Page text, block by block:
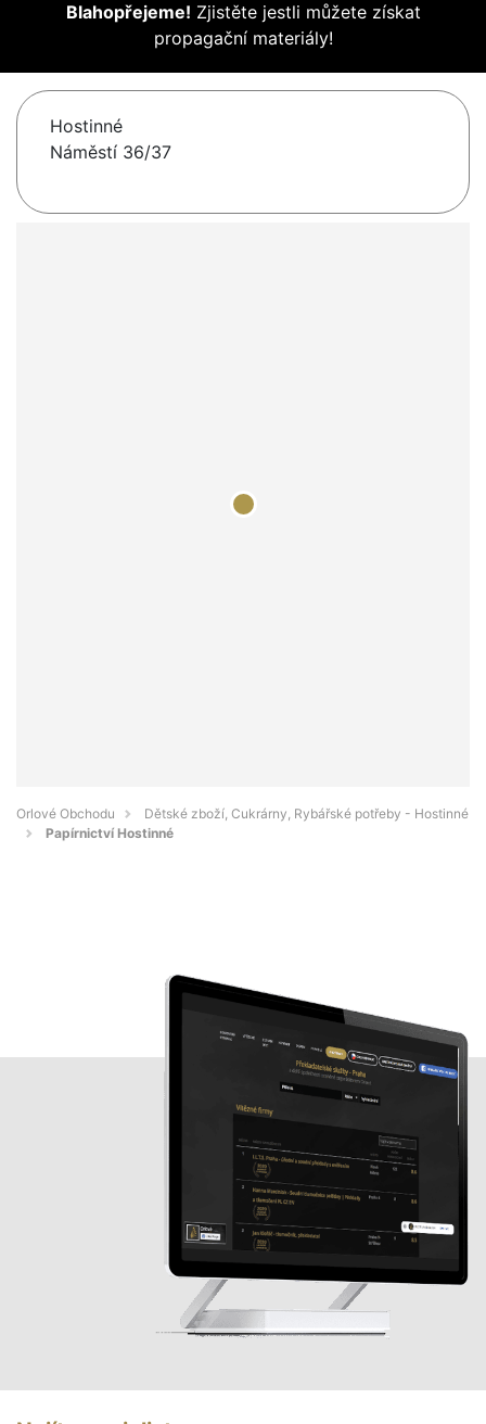
Blahopřejeme! Zjistěte jestli můžete získat
propagační materiály!
Hostinné
Náměstí 36/37
Orlové Obchodu
Dětské zboží, Cukrárny, Rybářské potřeby - Hostinné
Papírnictví Hostinné